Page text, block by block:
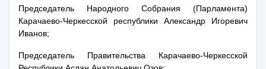
Председатель Народного Собрания (Парламента)
Карачаево-Черкесской республики Александр Игоревич
Иванов;
Председатель Правительства Карачаево-Черкесской